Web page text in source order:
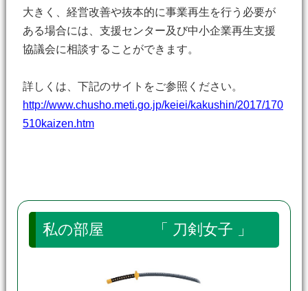
大きく、経営改善や抜本的に事業再生を行う必要が
ある場合には、支援センター及び中小企業再生支援
協議会に相談することができます。
詳しくは、下記のサイトをご参照ください。
http://www.chusho.meti.go.jp/keiei/kakushin/2017/170
510kaizen.htm
私の部屋 「 刀剣女子 」